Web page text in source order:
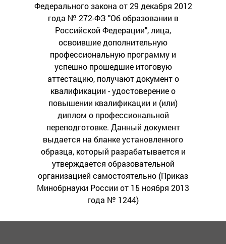
Федерального закона от 29 декабря 2012
года № 272-ФЗ "Об образовании в
Российской Федерации", лица,
освоившие дополнительную
профессиональную программу и
успешно прошедшие итоговую
аттестацию, получают документ о
квалификации - удостоверение о
повышении квалификации и (или)
диплом о профессиональной
переподготовке. Данный документ
выдается на бланке установленного
образца, который разрабатывается и
утверждается образовательной
организацией самостоятельно (Приказ
Минобрнауки России от 15 ноября 2013
года № 1244)